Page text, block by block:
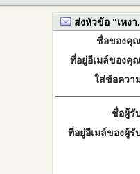
ส่งหัวข้อ "เหงา
ชื่อของคุ
ที่อยู่อีเมล์ของคุ
ใส่ข้อควา
ชื่อผู้รั
ที่อยู่อีเมล์ของผู้รั